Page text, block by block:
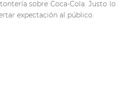
sobre Coca-Cola. Justo lo
expectación al público.